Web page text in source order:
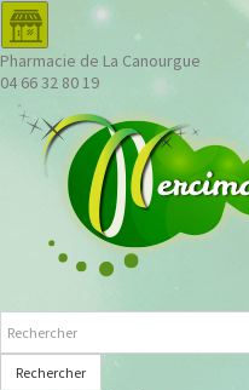
Pharmacie de La Canourgue
04 66 32 80 19
Rechercher